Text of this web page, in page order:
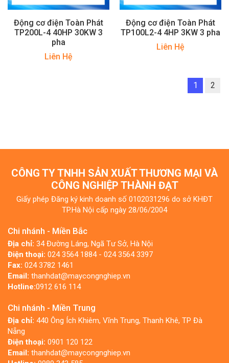
Động cơ điện Toàn Phát
TP200L-4 40HP 30KW 3
pha
Liên Hệ
Động cơ điện Toàn Phát
TP100L2-4 4HP 3KW 3 pha
Liên Hệ
1 2
CÔNG TY TNHH SẢN XUẤT THƯƠNG MẠI VÀ
CÔNG NGHIỆP THÀNH ĐẠT
Giấy phép Đăng ký kinh doanh số 0102031296 do sở KHĐT
TP.Hà Nội cấp ngày 28/06/2004
Chi nhánh - Miền Bắc
Địa chỉ: 34 Đường Láng, Ngã Tư Sở, Hà Nội
Điện thoại: 024 3564 1884 - 024 3564 3397
Fax: 024 3782 1461
Email: thanhdat@maycongnghiep.vn
Hotline:0912 616 114
Chi nhánh - Miền Trung
Địa chỉ: 440 Ông Ích Khiêm, Vĩnh Trung, Thanh Khê, TP Đà
Nẵng
Điện thoại: 0901 120 122
Email: thanhdat@maycongnghiep.vn